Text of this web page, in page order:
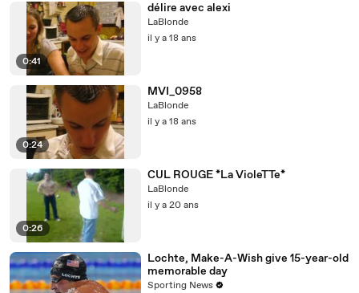
0:41
délire avec alexi
LaBlonde
il y a 18 ans
0:24
MVI_0958
LaBlonde
il y a 18 ans
0:26
CUL ROUGE *La VioleTTe*
LaBlonde
il y a 20 ans
Lochte, Make-A-Wish give 15-year-old
memorable day
Sporting News